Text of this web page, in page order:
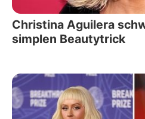
Christina Aguilera
simplen Beautytrick